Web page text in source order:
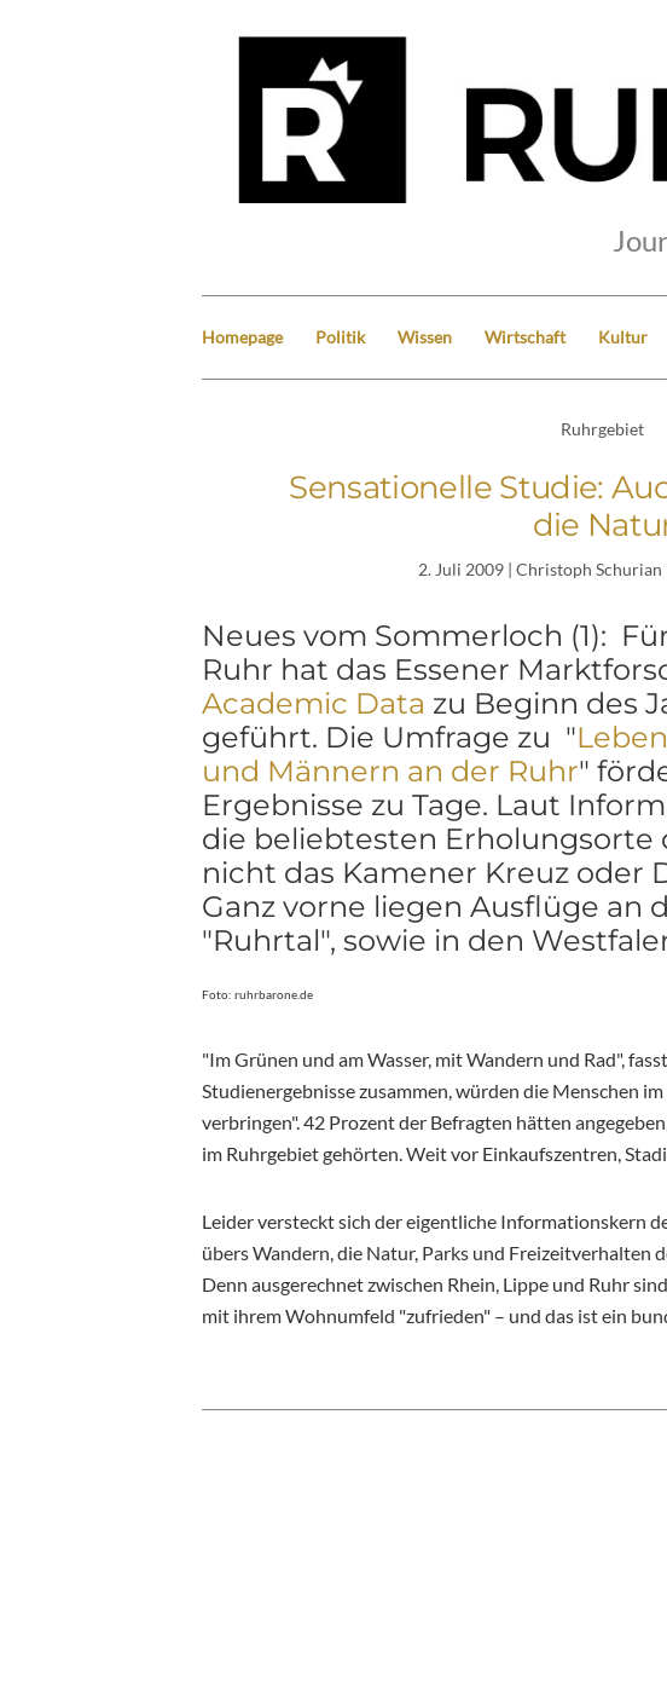
Homepage Politik Wissen Wirtschaft Kultur
Ruhrgebiet
Sensationelle Studie:
die
2. Juli 2009 | Christoph Schurian
Neues vom Sommerloch (1):
Ruhr hat das Essener
Academic Data zu Beginn des
geführt. Die Umfrage zu "
und Männern an der Ruhr"
Ergebnisse zu Tage. Laut
die beliebtesten Erholungsorte
nicht das Kamener Kreuz oder
Ganz vorne liegen Ausflüge an
"Ruhrtal", sowie in den
Foto: ruhrbarone.de
"Im Grünen und am Wasser, mit Wandern und Rad",
Studienergebnisse zusammen, würden die Menschen
verbringen". 42 Prozent der Befragten hätten
im Ruhrgebiet gehörten. Weit vor Einkaufszentren,
Leider versteckt sich der eigentliche Informationskern
übers Wandern, die Natur, Parks und Freizeitverhalten
Denn ausgerechnet zwischen Rhein, Lippe und Ruhr
mit ihrem Wohnumfeld "zufrieden" – und das ist ein